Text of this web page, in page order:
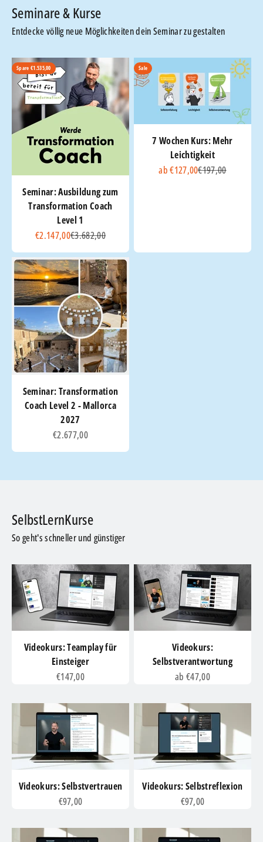
Entdecke völlig neue Möglichkeiten dein Seminar zu gestalten
Spare €1.535,00
Seminar: Ausbildung zum
Transformation Coach
Level 1
Angebot
€2.147,00Regulärer Preis
€3.682,00
Sale
7 Wochen Kurs: Mehr
Leichtigkeit
Angebot
ab €127,00Regulärer Preis
€197,00
Seminar: Transformation
Coach Level 2 - Mallorca
2027
Angebot
€2.677,00
So geht's schneller und günstiger
Videokurs: Teamplay für
Einsteiger
Angebot
€147,00
Videokurs:
Selbstverantwortung
Angebot
ab €47,00
Videokurs: Selbstvertrauen
Angebot
€97,00
Videokurs: Selbstreflexion
Angebot
€97,00